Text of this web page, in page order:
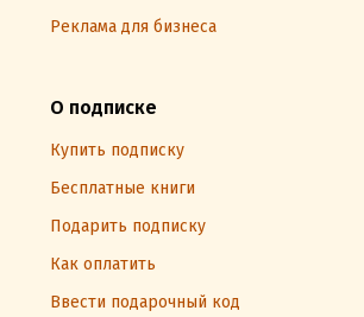
Реклама для бизнеса
О подписке
Купить подписку
Бесплатные книги
Подарить подписку
Как оплатить
Ввести подарочный код